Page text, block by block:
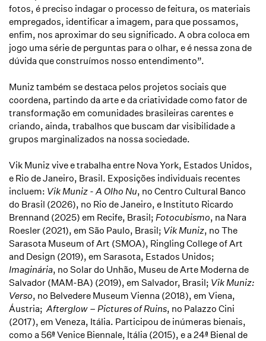
fotos, é preciso indagar o processo de feitura, os materiais
empregados, identificar a imagem, para que possamos,
enfim, nos aproximar do seu significado. A obra coloca em
jogo uma série de perguntas para o olhar, e é nessa zona de
dúvida que construímos nosso entendimento”.
Muniz também se destaca pelos projetos sociais que
coordena, partindo da arte e da criatividade como fator de
transformação em comunidades brasileiras carentes e
criando, ainda, trabalhos que buscam dar visibilidade a
grupos marginalizados na nossa sociedade.
Vik Muniz vive e trabalha entre Nova York, Estados Unidos,
e Rio de Janeiro, Brasil. Exposições individuais recentes
incluem: Vik Muniz - A Olho Nu, no Centro Cultural Banco
do Brasil (2026), no Rio de Janeiro, e Instituto Ricardo
Brennand (2025) em Recife, Brasil; Fotocubismo, na Nara
Roesler (2021), em São Paulo, Brasil; Vik Muniz, no The
Sarasota Museum of Art (SMOA), Ringling College of Art
and Design (2019), em Sarasota, Estados Unidos;
Imaginária, no Solar do Unhão, Museu de Arte Moderna de
Salvador (MAM-BA) (2019), em Salvador, Brasil; Vik Muniz:
Verso, no Belvedere Museum Vienna (2018), em Viena,
Áustria;Afterglow – Pictures of Ruins, no Palazzo Cini
(2017), em Veneza, Itália. Participou de inúmeras bienais,
como a 56ª Venice Biennale, Itália (2015), e a 24ª Bienal de